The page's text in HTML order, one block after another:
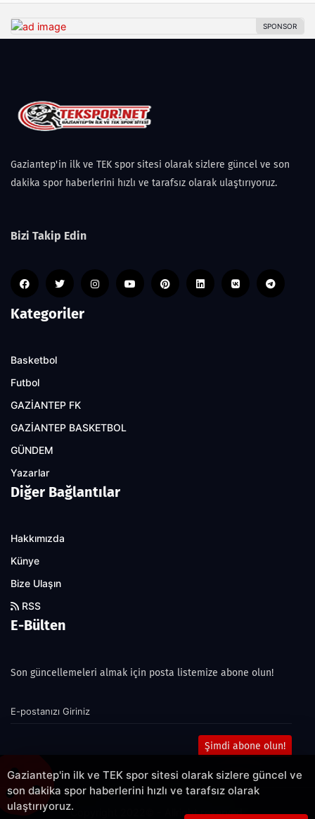
Gaziantep'in ilk ve TEK spor sitesi olarak sizlere güncel ve son
dakika spor haberlerini hızlı ve tarafsız olarak ulaştırıyoruz.
Bizi Takip Edin
Kategoriler
Basketbol
Futbol
GAZİANTEP FK
GAZİANTEP BASKETBOL
GÜNDEM
Yazarlar
Diğer Bağlantılar
Hakkımızda
Künye
Bize Ulaşın
RSS
E-Bülten
Son güncellemeleri almak için posta listemize abone olun!
Şimdi abone olun!
Copyright 2022© - Allright reserved.
Gaziantep'in ilk ve TEK spor sitesi olarak sizlere güncel ve
son dakika spor haberlerini hızlı ve tarafsız olarak
ulaştırıyoruz.